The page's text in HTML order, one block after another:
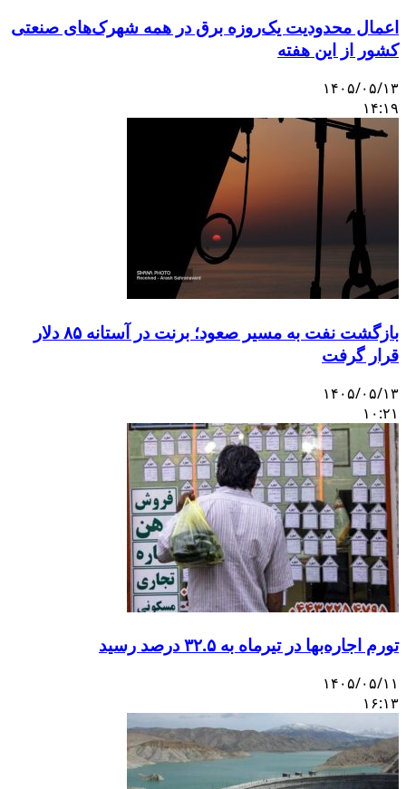
اعمال محدودیت یک‌روزه برق در همه شهرک‌های صنعتی
کشور از این هفته
۱۴۰۵/۰۵/۱۳
۱۴:۱۹
بازگشت نفت به مسیر صعود؛ برنت در آستانه ۸۵ دلار
قرار گرفت
۱۴۰۵/۰۵/۱۳
۱۰:۲۱
تورم اجاره‌بها در تیرماه به ۳۲.۵ درصد رسید
۱۴۰۵/۰۵/۱۱
۱۶:۱۳